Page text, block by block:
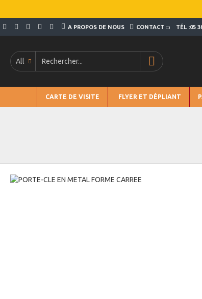
A PROPOS DE NOUS CONTACT TÉL :05
All
CARTE DE VISITE FLYER ET DÉPLIANT